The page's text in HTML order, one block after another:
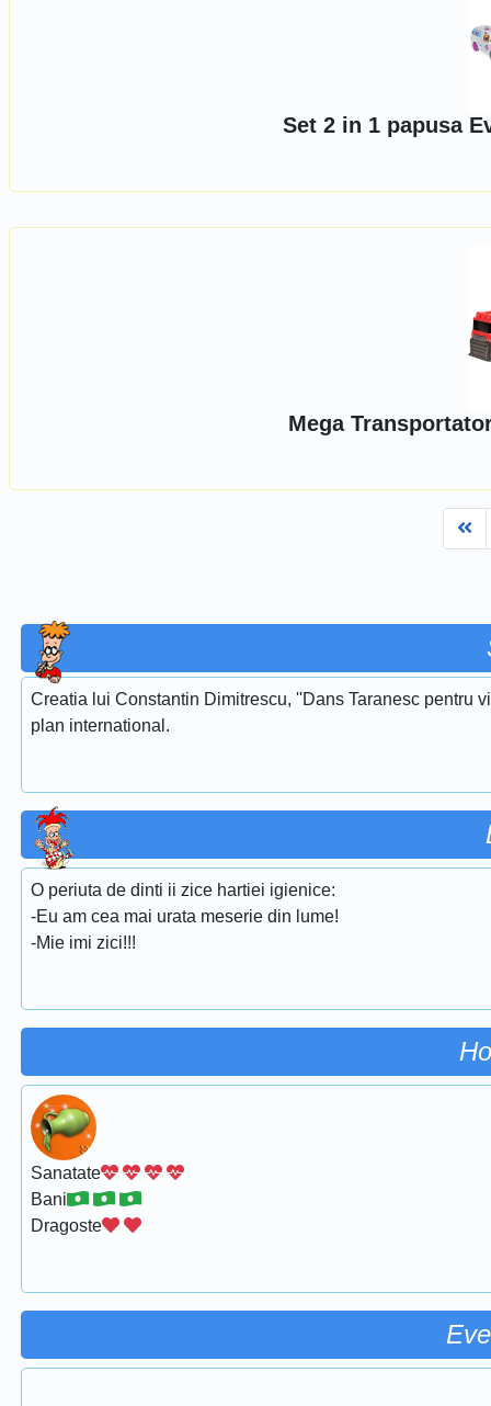
Set 2 in 1 papusa
Mega
Creatia lui Constantin Dimitrescu, ''Dans Taranesc pentru
plan international.
O periuta de dinti ii zice hartiei igienice:
-Eu am cea mai urata meserie din lume!
-Mie imi zici!!!
Sanatate
Bani
Dragoste